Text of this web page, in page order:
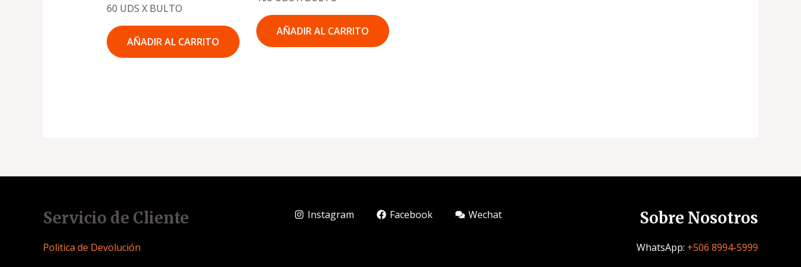
60 UDS X BULTO
AÑADIR AL CARRITO
AÑADIR AL CARRITO
Servicio de Cliente
Politica de Devolución
Instagram Facebook Wechat Sobre Nosotros
WhatsApp: +506 8994-5999